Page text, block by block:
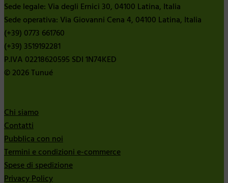
Sede legale: Via degli Ernici 30, 04100 Latina, Italia
Sede operativa: Via Giovanni Cena 4, 04100 Latina, Italia
(+39) 0773 661760
(+39) 3519192281
P.IVA 02218620595 SDI 1N74KED
© 2026 Tunué
Chi siamo
Contatti
Pubblica con noi
Termini e condizioni e-commerce
Spese di spedizione
Privacy Policy